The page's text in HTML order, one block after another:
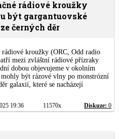
rádiové kroužky
být gargantuovské
černých děr
rádiové kroužky (ORC, Odd radio
mezi zvláštní rádiové přízraky
dobou objevujeme v okolním
být rázové vlny po monstrózní
galaxií, které se nacházejí
19:36 11570x Diskuze: 0